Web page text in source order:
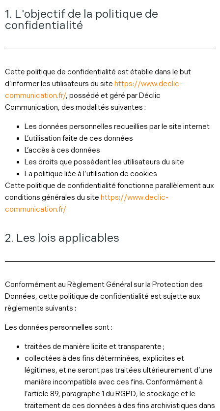
1. L'objectif de la politique de
confidentialité
Cette politique de confidentialité est établie dans le but
d’informer les utilisateurs du site https://www.declic-
communication.fr/, possédé et géré par Déclic
Communication, des modalités suivantes :
Les données personnelles recueillies par le site internet
L’utilisation faite de ces données
L’accès à ces données
Les droits que possèdent les utilisateurs du site
La politique liée à l’utilisation de cookies
Cette politique de confidentialité fonctionne parallèlement aux
conditions générales du site https://www.declic-
communication.fr/
2. Les lois applicables
Conformément au Règlement Général sur la Protection des
Données, cette politique de confidentialité est sujette aux
règlements suivants :
Les données personnelles sont :
traitées de manière licite et transparente ;
collectées à des fins déterminées, explicites et
légitimes, et ne seront pas traitées ultérieurement d’une
manière incompatible avec ces fins. Conformément à
l’article 89, paragraphe 1 du RGPD, le stockage et le
traitement de ces données à des fins archivistiques dans